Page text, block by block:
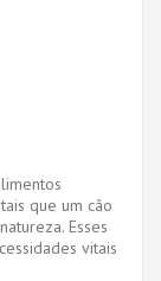
que um cão
Esses
vitais